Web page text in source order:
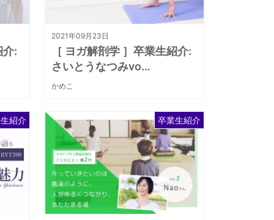
介:
2021年09月23日
［ ヨガ解剖学 ］卒業生紹介:
さいとうなつみvo…
かめこ
紹介 卒業生紹介